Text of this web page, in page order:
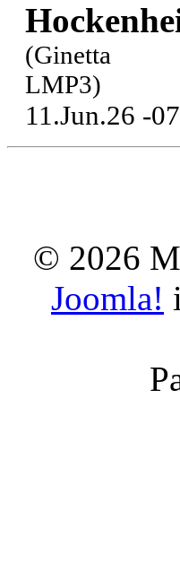
(Ginetta
LMP3)
11.Jun.26 -
© 2026
Joomla!